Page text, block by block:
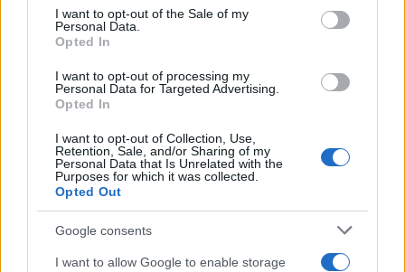
consent section.
I want to opt-out of the Sale of my
Personal Data.
Opted In
I want to opt-out of processing my
Personal Data for Targeted Advertising.
Opted In
I want to opt-out of Collection, Use,
Retention, Sale, and/or Sharing of my
Personal Data that Is Unrelated with the
Purposes for which it was collected.
Opted Out
Google consents
I want to allow Google to enable storage
Σχόλια
Φωτιά στον Κουβαρά
Αττικής: Μήνυμα του 112
για εκκένωση του Αγίου
Στυλιανού προς Καλύβια –
Διακοπή κυκλοφορίας στη
Λεωφόρο Λαυρίου
Η Μαρία
αντιληφθεί το
ο Θανάσης Αυγερινός